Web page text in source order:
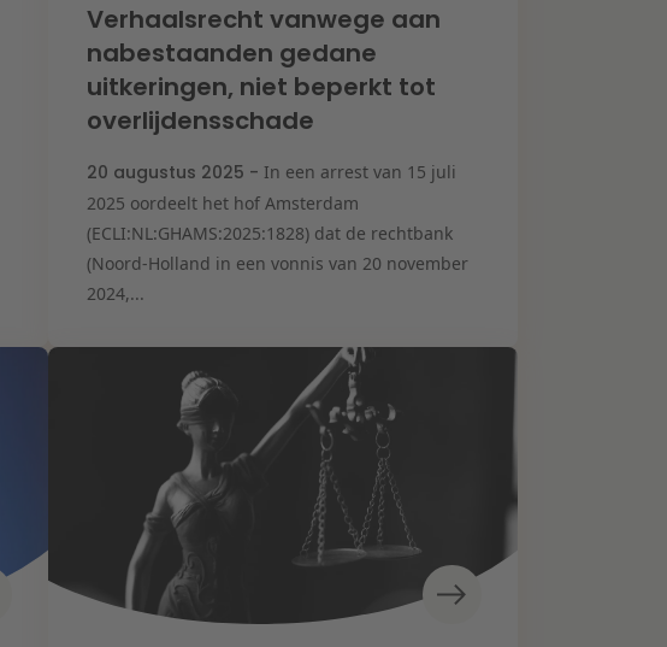
Verhaalsrecht vanwege aan
nabestaanden gedane
uitkeringen, niet beperkt tot
overlijdensschade
20 augustus 2025 - In een arrest van 15 juli
2025 oordeelt het hof Amsterdam
(ECLI:NL:GHAMS:2025:1828) dat de rechtbank
(Noord-Holland in een vonnis van 20 november
2024,...